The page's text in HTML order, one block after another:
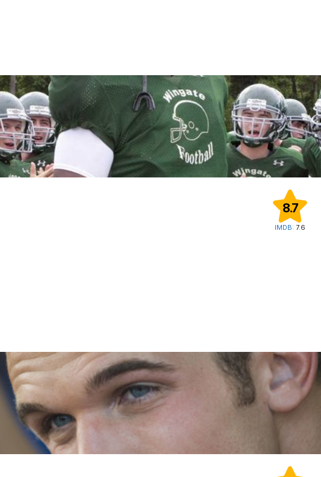
8.7
IMDB: 7.6